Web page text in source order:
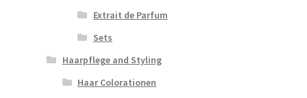
Extrait de Parfum
Sets
Haarpflege and Styling
Haar Colorationen